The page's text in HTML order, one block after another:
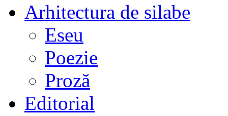
Arhitectura de silabe
Eseu
Poezie
Proză
Editorial